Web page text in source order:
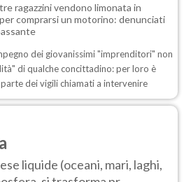
ragazzini vendono limonata in
comprarsi un motorino: denunciati
dei giovanissimi "imprenditori" non
di qualche concittadino: per loro è
dei vigili chiamati a intervenire
liquide (oceani, mari, laghi,